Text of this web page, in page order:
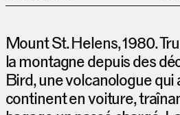
Mount St. Helens, 1980.
la montagne depuis des
Bird, une volcanologue qui
continent en voiture,